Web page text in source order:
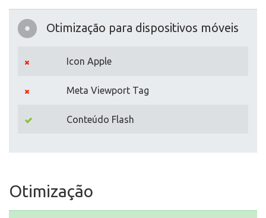
Otimização para dispositivos móveis
Icon Apple
Meta Viewport Tag
Conteúdo Flash
Otimização